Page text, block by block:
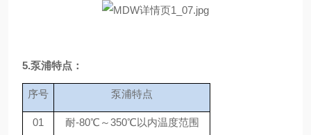
5.泵浦特点：
序号 泵浦特点
01 耐-80℃～350℃以内温度范围